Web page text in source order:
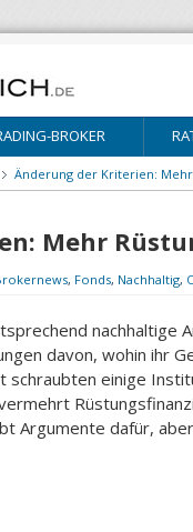
BROKER
Änderung der Kriterien: Mehr
Mehr
, Fonds, Nachhaltig,
nachhaltige
davon, wohin ihr
schraubten einige
Argumente dafür,